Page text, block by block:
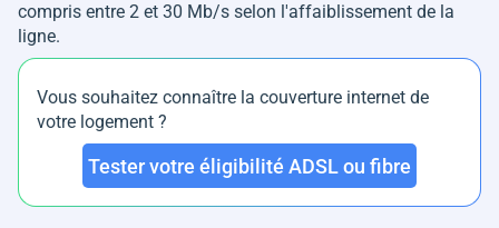
compris entre 2 et 30 Mb/s selon l'affaiblissement de la
ligne.
Vous souhaitez connaître la couverture internet de
votre logement ?
Tester votre éligibilité ADSL ou fibre